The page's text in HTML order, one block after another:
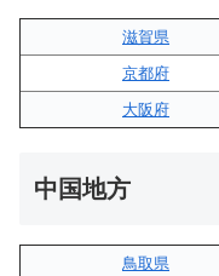
滋賀県
京都府
大阪府
中国地方
鳥取県